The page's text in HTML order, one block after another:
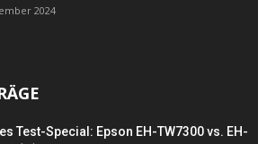
2024
Test-Special: Epson EH-TW7300 vs. EH-